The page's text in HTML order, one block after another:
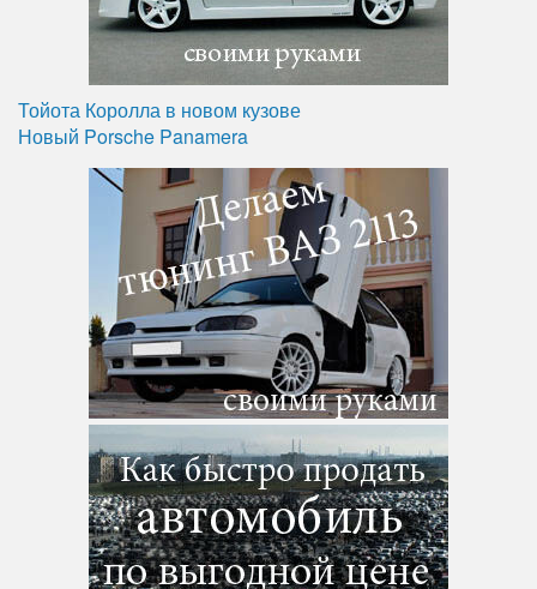
Тойота Королла в новом кузове
Новый Porsche Panamera